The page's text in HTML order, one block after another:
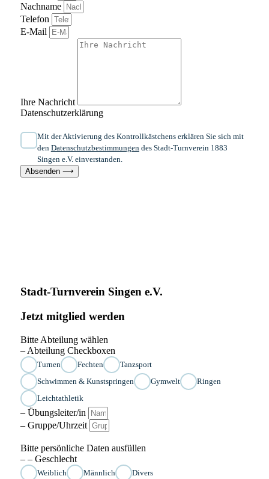
Nachname
Telefon
E-Mail
Ihre Nachricht
Datenschutzerklärung
Mit der Aktivierung des Kontrollkästchens erklären Sie sich mit
den Datenschutzbestimmungendes Stadt-Turnverein 1883
Singen e.V. einverstanden.
Absenden ⟶
Stadt-Turnverein Singen e.V.
Jetzt mitglied werden
Bitte Abteilung wählen
– Abteilung Checkboxen
Turnen Fechten
Tanzsport
Schwimmen & Kunstspringen
Gymwelt
Ringen
Leichtathletik
– Übungsleiter/in
– Gruppe/Uhrzeit
Bitte persönliche Daten ausfüllen
– – Geschlecht
Weiblich Männlich Divers